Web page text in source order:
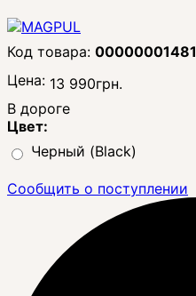
00000001481
Цена: 13 990грн.
В дороге
Цвет:
Черный (Black)
Сообщить о поступлении